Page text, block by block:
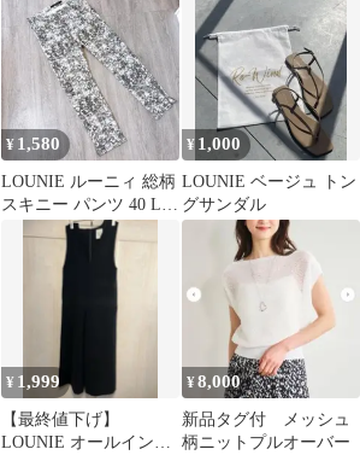
付き】
¥ 1,580
LOUNIE ルーニィ 総柄
スキニー パンツ 40 L
裾ジップ クロップド
¥ 1,000
LOUNIE ベージュ トン
グサンダル
¥ 1,999
【最終値下げ】
LOUNIE オールインワ
¥8,000
新品タグ付 メッシュ
柄ニットプルオーバー